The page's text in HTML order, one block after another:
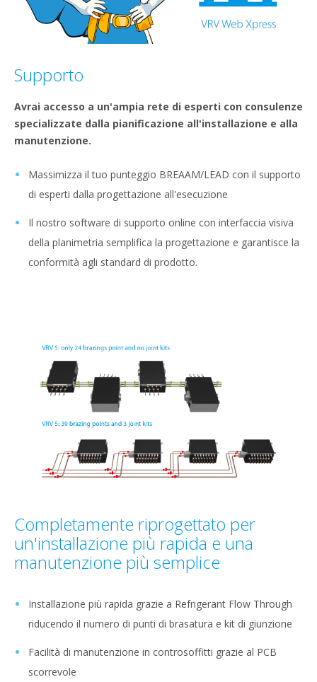
Supporto
Avrai accesso a un'ampia rete di esperti con consulenze
specializzate dalla pianificazione all'installazione e alla
manutenzione.
Massimizza il tuo punteggio BREAAM/LEAD con il supporto
di esperti dalla progettazione all'esecuzione
Il nostro software di supporto online con interfaccia visiva
della planimetria semplifica la progettazione e garantisce la
conformità agli standard di prodotto.
Completamente riprogettato per
un'installazione più rapida e una
manutenzione più semplice
Installazione più rapida grazie a Refrigerant Flow Through
riducendo il numero di punti di brasatura e kit di giunzione
Facilità di manutenzione in controsoffitti grazie al PCB
scorrevole